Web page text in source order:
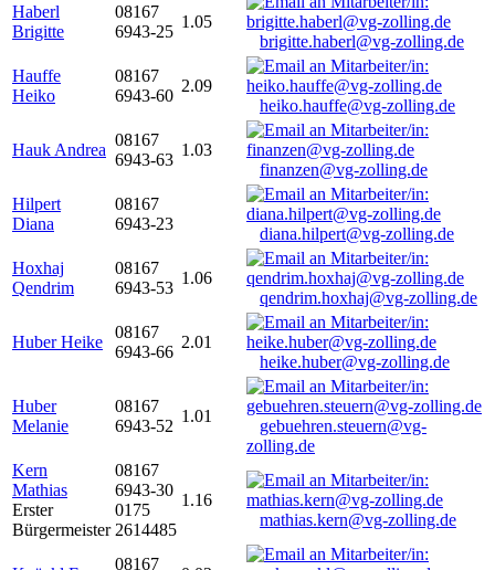
Haberl
Brigitte
08167
6943-25
1.05
brigitte.haberl@vg-zolling.de
Hauffe
Heiko
08167
6943-60
2.09
heiko.hauffe@vg-zolling.de
Hauk Andrea
08167
6943-63
1.03
finanzen@vg-zolling.de
Hilpert
Diana
08167
6943-23
diana.hilpert@vg-zolling.de
Hoxhaj
Qendrim
08167
6943-53
1.06
qendrim.hoxhaj@vg-zolling.de
Huber Heike
08167
6943-66
2.01
heike.huber@vg-zolling.de
Huber
Melanie
08167
6943-52
1.01
gebuehren.steuern@vg-
zolling.de
Kern
Mathias
Erster
Bürgermeister
08167
6943-30
0175
2614485
1.16
mathias.kern@vg-zolling.de
08167